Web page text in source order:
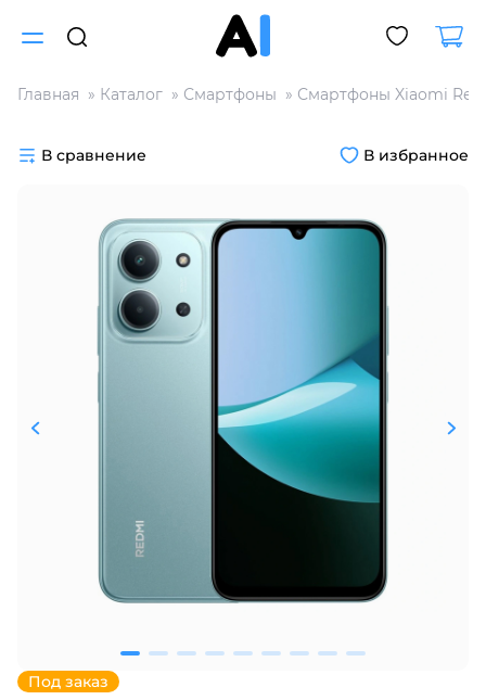
Главная Каталог Смартфоны Смартфоны Xiaomi
Под заказ
В сравнение В избранное
Для клиентов всех банков
Разбейте
оплатуна части
без переплат
График платежей
25
Добавляйте товары
в корзину
% картой любого банка